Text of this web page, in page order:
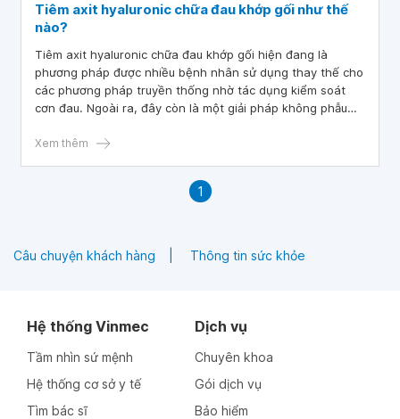
Tiêm axit hyaluronic chữa đau khớp gối như thế
nào?
Tiêm axit hyaluronic chữa đau khớp gối hiện đang là
phương pháp được nhiều bệnh nhân sử dụng thay thế cho
các phương pháp truyền thống nhờ tác dụng kiểm soát
cơn đau. Ngoài ra, đây còn là một giải pháp không phẫu
khả năng vận động của người bệnh.
Xem thêm
1
Câu chuyện khách hàng Thông tin sức khỏe
Hệ thống Vinmec
Tầm nhìn sứ mệnh
Hệ thống cơ sở y tế
Tìm bác sĩ
Dịch vụ
Chuyên khoa
Gói dịch vụ
Bảo hiểm